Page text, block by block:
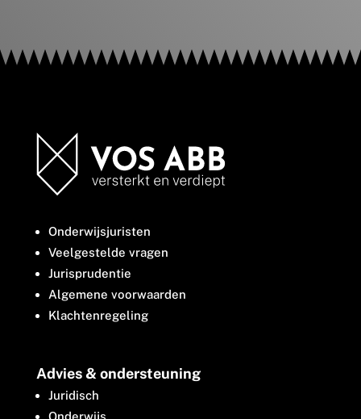
Onderwijsjuristen
Veelgestelde vragen
Jurisprudentie
Algemene voorwaarden
Klachtenregeling
Advies & ondersteuning
Juridisch
Onderwijs